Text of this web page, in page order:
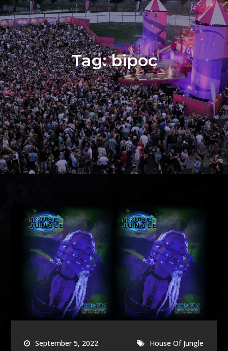
Tag:bipoc
September 5, 2022 House Of Jungle